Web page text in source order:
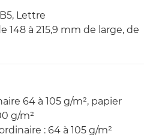
Lettre
148 à 215,9 mm de large, de
64 à 105 g/m², papier
g/m²
: 64 à 105 g/m²